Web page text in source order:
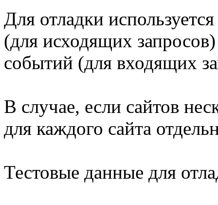
Для отладки
(для исходящих
событий (для входящих
В случае, если сайтов
для каждого сайта
Тестовые данные для